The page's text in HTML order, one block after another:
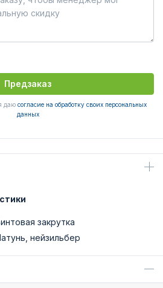
Предзаказ
даю согласие на обработку своих персональных
данных
закрутка
нейзильбер